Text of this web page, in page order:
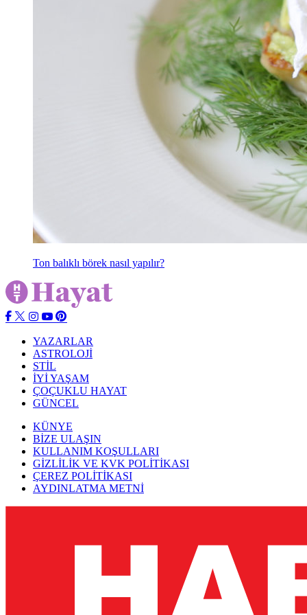
Ton balıklı börek nasıl yapılır?
YAZARLAR
ASTROLOJİ
STİL
İYİ YAŞAM
ÇOÇUKLU HAYAT
GÜNCEL
KÜNYE
BİZE ULAŞIN
KULLANIM KOŞULLARI
GİZLİLİK VE KVK POLİTİKASI
ÇEREZ POLİTİKASI
AYDINLATMA METNİ